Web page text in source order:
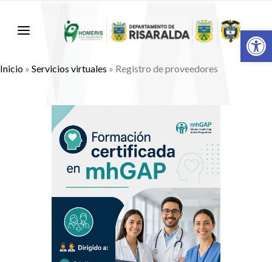
Inicio » Servicios virtuales » Registro de proveedores